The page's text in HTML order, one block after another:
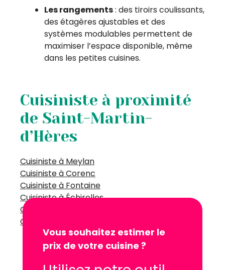
Les rangements: des tiroirs coulissants,
des étagères ajustables et des
systèmes modulables permettent de
maximiser l’espace disponible, même
dans les petites cuisines.
Cuisiniste à proximité
de Saint-Martin-
d’Hères
Cuisiniste à Meylan
Cuisiniste à Corenc
Cuisiniste à Fontaine
Cuisiniste à Échirolles
Cuisiniste à Grenoble
Cuisiniste à Saint-Égrève
Vous souhaitez estimer le
prix de votre cuisine ?